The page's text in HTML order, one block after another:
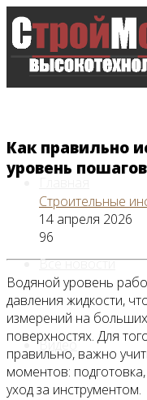
Все новости
Видео
Как правильно
уровень
Строительные
14 апреля 2026
96
Водяной уровень
давления жидкости,
измерений на
поверхностях. Для
правильно, важно
моментов:
уход за инструментом.